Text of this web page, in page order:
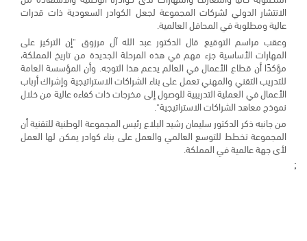
الانتشار الدولي لشركات المجموعة لجعل الكوادر السعودية ذات قدرات
عالية ومطلوبة في المحافل العالمية.
وعقب مراسم التوقيع قال الدكتور عبد الله آل مرزوق "إن التركيز على
المهارات الأساسية جزء مهم في هذه المرحلة الجديدة من تاريخ المملكة،
مؤكدًا أن قطاع الأعمال في العالم يدعم هذا التوجه. وأن المؤسسة العامة
للتدريب التقني والمهني تعمل على بناء الشراكات الاستراتيجية وإشراك أرباب
الأعمال في العملية التدريبية للوصول إلى مخرجات ذات كفاءه عالية من خلال
نموذج معاهد الشراكات الاستراتيجية".
من جانبه ذكر الدكتور سليمان رشيد البلاع رئيس المجموعة الوطنية للتقنية أن
المجموعة تخطط للتوسع العالمي والعمل على بناء كوادر يمكن لها العمل
لأي جهة عالمية في المملكة.
;